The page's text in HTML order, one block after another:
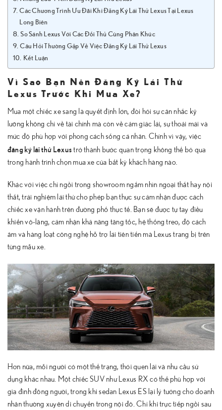
Các Chương Trình Ưu Đãi Khi Đăng Ký Lái Thử Lexus Tại Lexus
Long Biên
So Sánh Lexus Với Các Đối Thủ Cùng Phân Khúc
Câu Hỏi Thường Gặp Về Việc Đăng Ký Lái Thử Lexus
Kết Luận
Vì Sao Bạn Nên Đăng Ký Lái Thử
Lexus Trước Khi Mua Xe?
Mua một chiếc xe sang là quyết định lớn, đòi hỏi sự cân nhắc kỹ
lưỡng không chỉ về tài chính mà còn về cảm giác lái, sự thoải mái và
mức độ phù hợp với phong cách sống cá nhân. Chính vì vậy, việc
đăng ký lái thử Lexustrở thành bước quan trọng không thể bỏ qua
trong hành trình chọn mua xe của bất kỳ khách hàng nào.
Khác với việc chỉ ngồi trong showroom ngắm nhìn ngoại thất hay nội
thất, trải nghiệm lái thử cho phép bạn thực sự cảm nhận được cách
chiếc xe vận hành trên đường phố thực tế. Bạn sẽ được tự tay điều
khiển vô-lăng, cảm nhận khả năng tăng tốc, hệ thống treo, độ cách
âm và hàng loạt công nghệ hỗ trợ lái tiên tiến mà Lexus trang bị trên
từng mẫu xe.
Hơn nữa, mỗi người có một thể trạng, thói quen lái và nhu cầu sử
dụng khác nhau. Một chiếc SUV như Lexus RX có thể phù hợp với
gia đình đông người, trong khi sedan Lexus ES lại lý tưởng cho doanh
nhân thường xuyên di chuyển trong nội đô. Chỉ khi trực tiếp ngồi sau